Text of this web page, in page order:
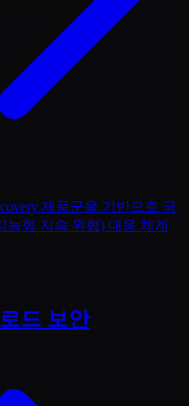
제품군을 기반으로 국
능형 지속 위협) 대응 체계
드 보안